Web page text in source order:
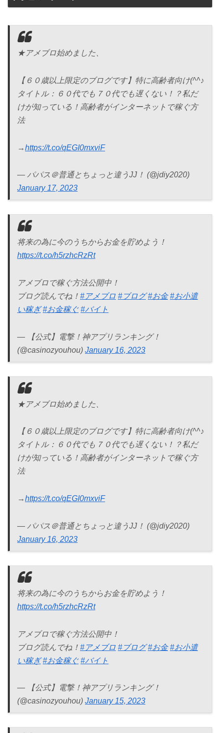
★アメブロ始めました、
【６０歳以上限定のブログです】特に高齢者向け(^^♪
タイトル：６０代でも７０代でも遅くない！？私だ
けが知っている！高齢者がインターネットで稼ぐ方
法
→https://t.co/qEGI0mxviF
— パパス＠普通とちょっと違うJJ！ (@jdiy2020)
January 17, 2023
将来の為に今のうちからお金を貯めよう！
https://t.co/h5rzhcRzRt
アメブロで稼ぐ方法公開中！
ブログ読んでね！ #アメブロ #ブログ #お金 #お小遣
い稼ぎ #お金稼ぐ #バイト
— 【公式】電撃！神アプリランキング！
(@casinozyouhou) January 16, 2023
★アメブロ始めました、
【６０歳以上限定のブログです】特に高齢者向け(^^♪
タイトル：６０代でも７０代でも遅くない！？私だ
けが知っている！高齢者がインターネットで稼ぐ方
法
→https://t.co/qEGI0mxviF
— パパス＠普通とちょっと違うJJ！ (@jdiy2020)
January 16, 2023
将来の為に今のうちからお金を貯めよう！
https://t.co/h5rzhcRzRt
アメブロで稼ぐ方法公開中！
ブログ読んでね！ #アメブロ #ブログ #お金 #お小遣
い稼ぎ #お金稼ぐ #バイト
— 【公式】電撃！神アプリランキング！
(@casinozyouhou) January 15, 2023